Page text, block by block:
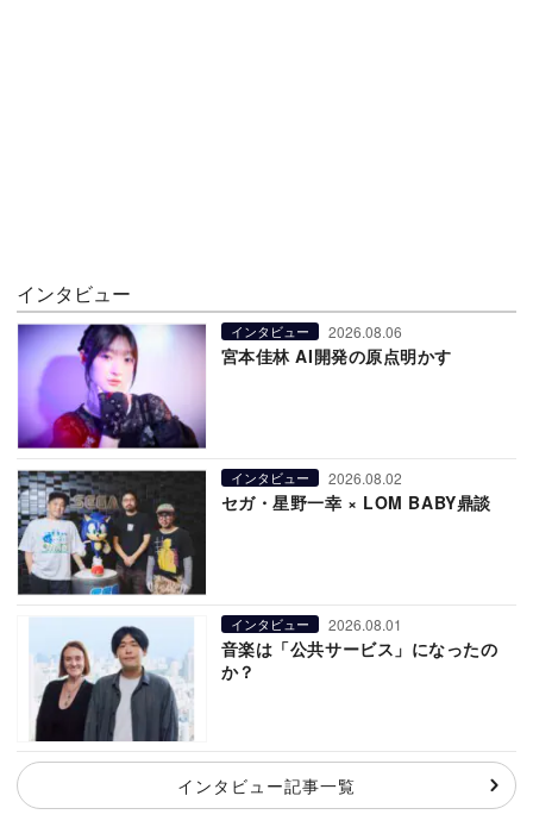
インタビュー
インタビュー 2026.08.06
宮本佳林 AI開発の原点明かす
インタビュー 2026.08.02
セガ・星野一幸 × LOM BABY鼎談
インタビュー 2026.08.01
音楽は「公共サービス」になったの
か？
インタビュー記事一覧